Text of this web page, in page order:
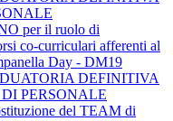
per il ruolo di
co-curriculari afferenti al
Day - DM19
DEFINITIVA
PERSONALE
del TEAM di